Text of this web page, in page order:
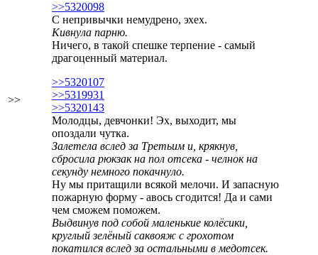
>>
>>5320098
С непривычки немудрено, эхех.
Кивнула парню.
Ничего, в такой спешке терпение - самый
драгоценный материал.
>>5320107
>>5319931
>>5320143
Молодцы, девчонки! Эх, выходит, мы
опоздали чутка.
Залетела вслед за Третьим и, крякнув,
сбросила рюкзак на пол отсека - челнок на
секунду немного покачнуло.
Ну мы притащили всякой мелочи. И запасную
пожарную форму - авось сгодится! Да и сами
чем сможем поможем.
Выдвинув под собой маленькие колёсики,
круглый зелёный саквояж с грохотом
покатился вслед за остальными в медотсек.